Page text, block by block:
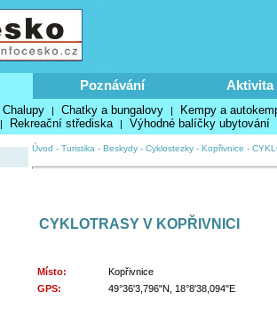
Poznávání Aktivita
Chalupy | Chatky a bungalovy | Kempy a
| Rekreační střediska | Výhodné balíčky ubytování
Úvod - Turistika - Beskydy - Cyklostezky - Kopřivnice -
CYKLOTRASY V KOPŘIVNICI
Místo:
Kopřivnice
GPS:
49°36'3,796"N, 18°8'38,094"E